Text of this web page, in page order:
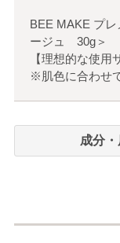
BEE MAKE プ
ージュ 30g＞
【理想的な使
※肌色に合わせ
成分